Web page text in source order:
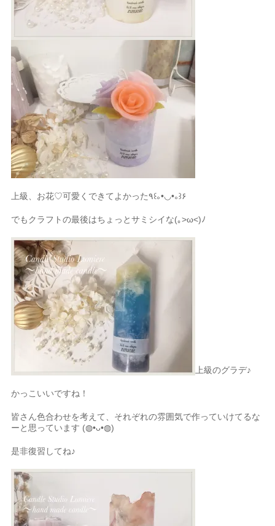
上級、お花♡可愛くできてよかった٩꒰｡•◡•｡꒱۶
でもクラフトの最後はちょっとサミシイな(｡>ω<)ﾉ
上級のグラデ♪
かっこいいですね！
皆さん色合わせを考えて、それぞれの雰囲気で作っていけてるな
ーと思っています (◍•ᴗ•◍)
是非復習してね♪